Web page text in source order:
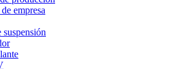
empresa